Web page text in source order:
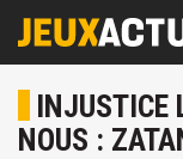
INJUSTICE
NOUS :